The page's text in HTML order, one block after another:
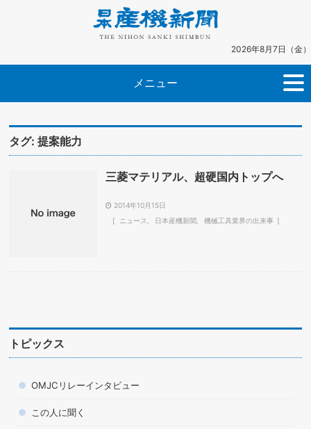
2026年8月7日（金）
メニュー
タグ:提案能力
三菱マテリアル、超硬国内トップへ
2014年10月15日
ニュース
日本産機新聞 機械工具業界の出来事
トピックス
OMJCリレーインタビュー
この人に聞く